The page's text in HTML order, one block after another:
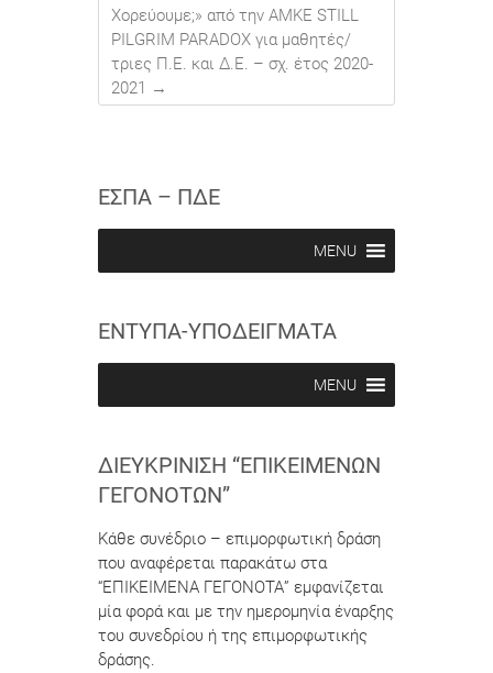
Χορεύουμε;» από την ΑΜΚΕ STILL
PILGRIM PARADOX για μαθητές/
τριες Π.Ε. και Δ.Ε. – σχ. έτος 2020-
2021 →
ΕΣΠΑ – ΠΔΕ
MENU
ΕΝΤΥΠΑ-ΥΠΟΔΕΙΓΜΑΤΑ
MENU
ΔΙΕΥΚΡΊΝΙΣΗ “ΕΠΙΚΕΊΜΕΝΩΝ
ΓΕΓΟΝΌΤΩΝ”
Κάθε συνέδριο – επιμορφωτική δράση
που αναφέρεται παρακάτω στα
“ΕΠΙΚΕΙΜΕΝΑ ΓΕΓΟΝΟΤΑ” εμφανίζεται
μία φορά και με την ημερομηνία έναρξης
του συνεδρίου ή της επιμορφωτικής
δράσης.